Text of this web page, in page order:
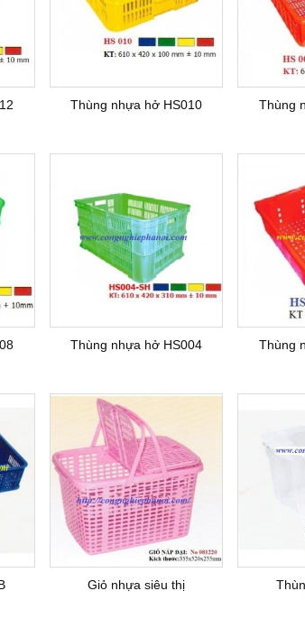
Thùng nhựa hở HS010 Thùng
Thùng nhựa hở HS004 Thùng
Giỏ nhựa siêu thị
4 bánh UK(G7) Xe nâng tay bậc thang SLP
nâng AOP20 Bàn nâng điện thấp ECL